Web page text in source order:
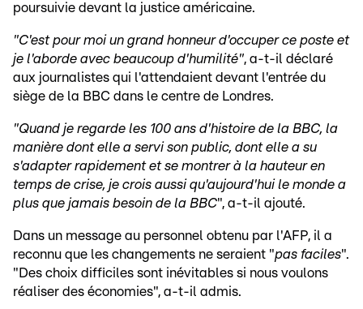
poursuivie devant la justice américaine.
"C'est pour moi un grand honneur d'occuper ce poste et
je l'aborde avec beaucoup d'humilité", a-t-il déclaré
aux journalistes qui l'attendaient devant l'entrée du
siège de la BBC dans le centre de Londres.
"Quand je regarde les 100 ans d'histoire de la BBC, la
manière dont elle a servi son public, dont elle a su
s'adapter rapidement et se montrer à la hauteur en
temps de crise, je crois aussi qu'aujourd'hui le monde a
plus que jamais besoin de la BBC", a-t-il ajouté.
Dans un message au personnel obtenu par l'AFP, il a
reconnu que les changements ne seraient "pas faciles".
"Des choix difficiles sont inévitables si nous voulons
réaliser des économies", a-t-il admis.